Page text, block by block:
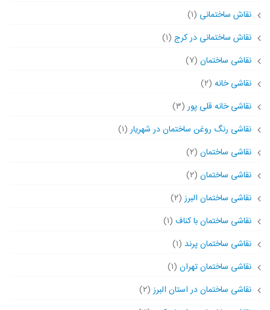
نقاش ساختمانی (۱)
نقاش ساختمانی در کرج (۱)
نقاشی ساختمان (۷)
نقاشی خانه (۲)
نقاشی خانه قلی پور (۳)
نقاشی رنگ روغن ساختمان در شهریار (۱)
نقاشی ساختمان (۲)
نقاشی ساختمان (۲)
نقاشی ساختمان البرز (۲)
نقاشی ساختمان با کناف (۱)
نقاشی ساختمان پرند (۱)
نقاشی ساختمان تهران (۱)
نقاشی ساختمان در استان البرز (۲)